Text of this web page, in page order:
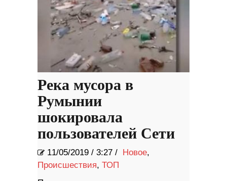
Река мусора в
Румынии
шокировала
пользователей Сети
11/05/2019 / 3:27 / Новое,
Происшествия, ТОП